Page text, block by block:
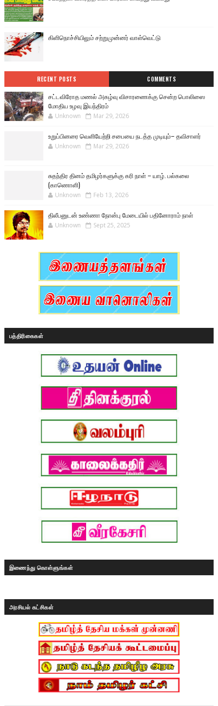
கிளிநொச்சியிலும் சற்றுமுன்னர் வாள்வெட்டு
RECENT POSTS COMMENTS
சட்டவிரோத மணல் அகழ்வு விசாரணைக்கு சென்ற பொலிஸை
மோதிய உழவு இயந்திரம்
Unknown Mar 29, 2026
உறுப்பினரை வெளியேற்றி சபையை நடத்த முடியும்– தவிசாளர்
Unknown Mar 29, 2026
சுதந்திர தினம் தமிழர்களுக்கு கரி நாள் – யாழ். பல்கலை
(காணொளி)
Unknown Feb 13, 2026
திலீபனுடன் உண்ணா நோன்பு மேடையில் பதினோராம் நாள்
Unknown Sept 25, 2025
பத்திரிகைகள்
இணைந்து கொள்ளுங்கள்
அரசியல் கட்சிகள்